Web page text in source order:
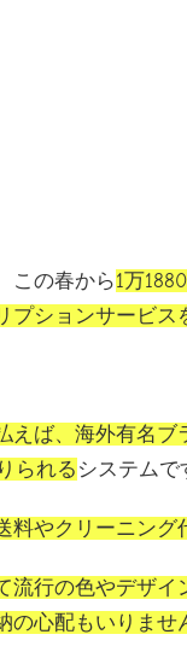
この春から1万
プションサービス
えば、海外有名
られる システムで
料やクリーニング
流行の色やデザイ
の心配もいりませ